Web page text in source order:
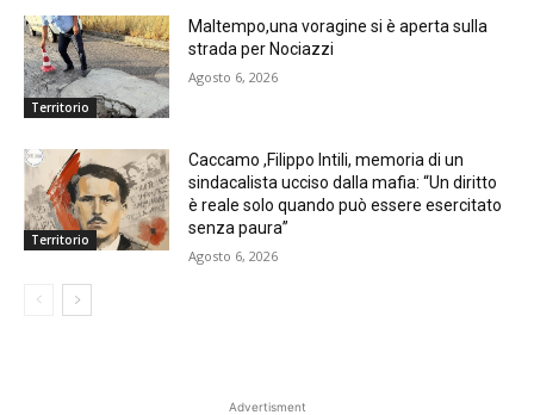
Territorio
Maltempo,una voragine si è aperta sulla
strada per Nociazzi
Agosto 6, 2026
Territorio
Caccamo ,Filippo Intili, memoria di un
sindacalista ucciso dalla mafia: “Un diritto
è reale solo quando può essere esercitato
senza paura”
Agosto 6, 2026
Advertisment